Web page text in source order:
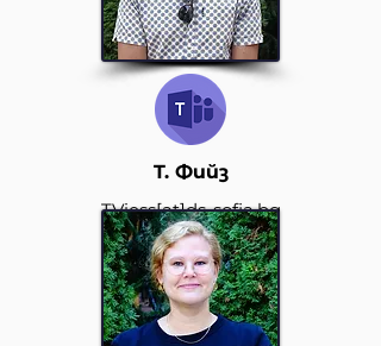
T. Фийз
TViess[at]ds-sofia.bg